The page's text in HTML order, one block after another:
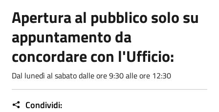
Apertura al pubblico solo su
appuntamento da
concordare con l'Ufficio:
Dal lunedì al sabato dalle ore 9:30 alle ore 12:30
Condividi: